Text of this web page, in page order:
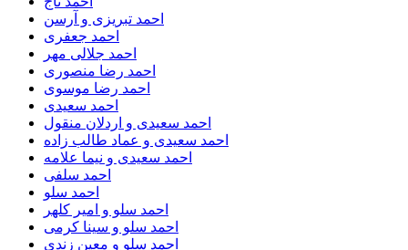
احمد تبریزی و آرسن
احمد جعفری
احمد جلالی مهر
احمد رضا منصوری
احمد رضا موسوی
احمد سعیدی
احمد سعیدی و اردلان منقول
احمد سعیدی و عماد طالب زاده
احمد سعیدی و نیما علامه
احمد سلفی
احمد سلو
احمد سلو و امیر کلهر
احمد سلو و سینا کرمی
احمد سلو و معین زندی